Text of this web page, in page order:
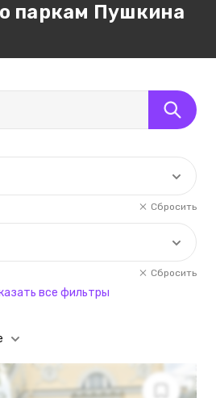
паркам Пушкина
Сбросить
Сбросить
все фильтры